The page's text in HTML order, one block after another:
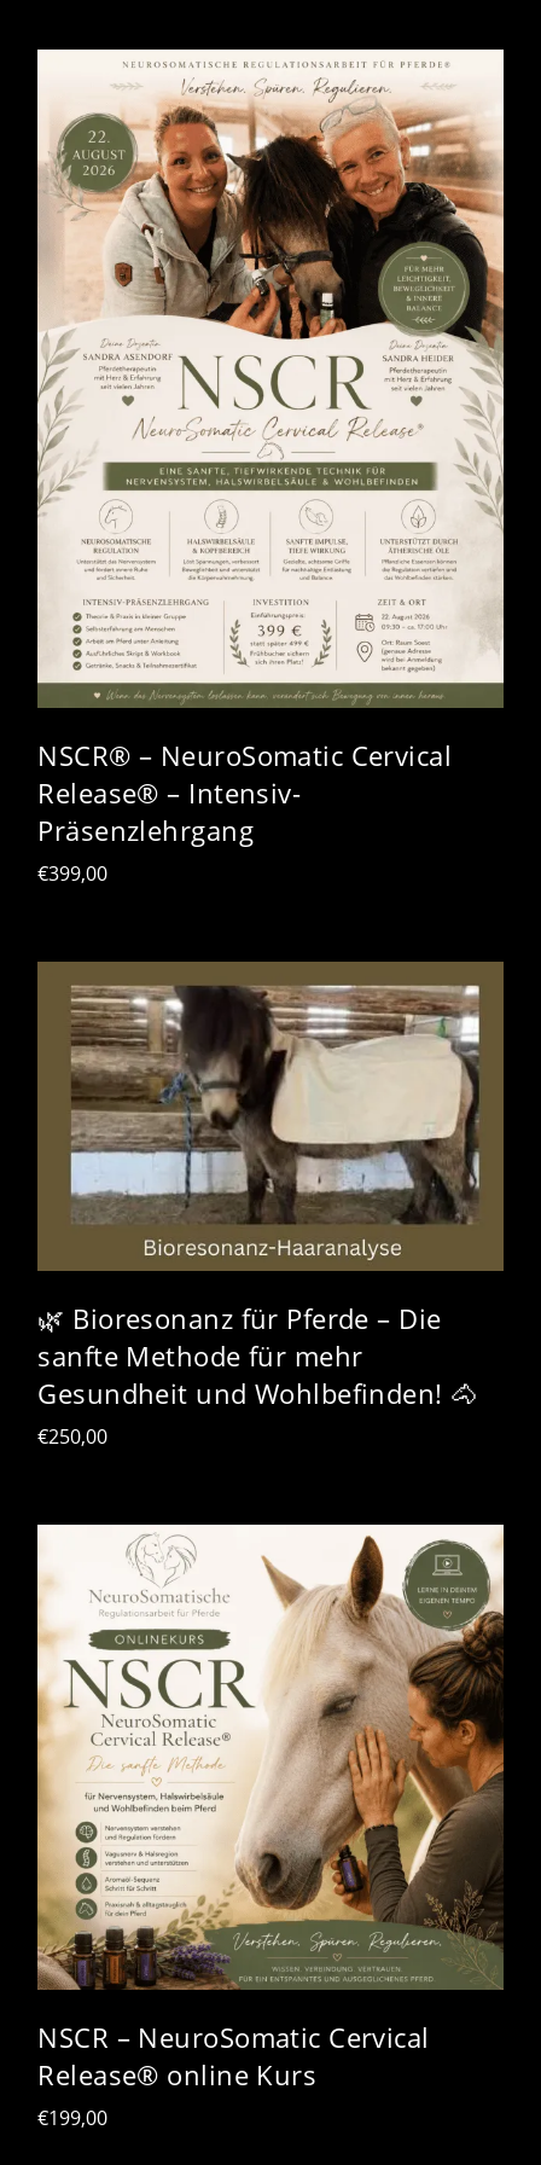
NSCR® – NeuroSomatic Cervical
Release® – Intensiv-
Präsenzlehrgang
€399,00
🌿 Bioresonanz für Pferde – Die
sanfte Methode für mehr
Gesundheit und Wohlbefinden! 🐴
€250,00
NSCR – NeuroSomatic Cervical
Release® online Kurs
€199,00